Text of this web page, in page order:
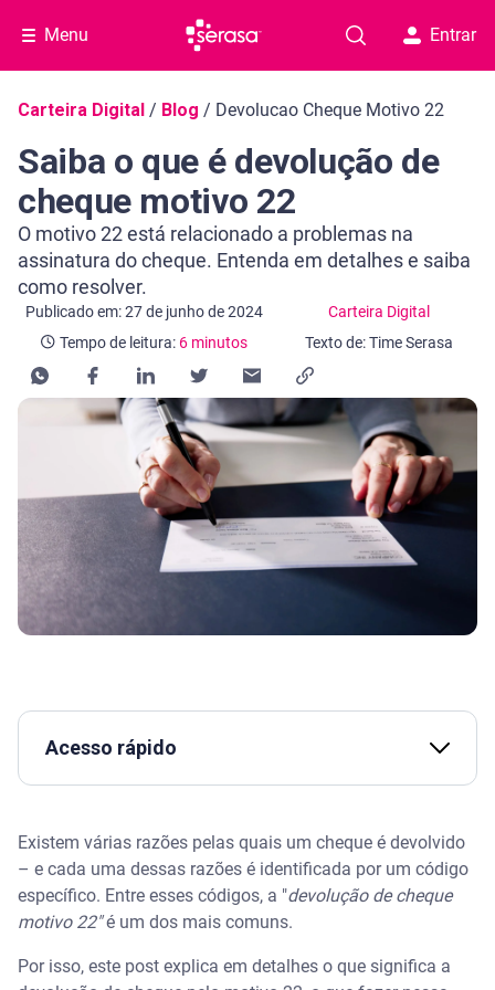
Menu Entrar
Navegação do blog
Carteira Digital / Blog / Devolucao Cheque Motivo 22
Saiba o que é devolução de
cheque motivo 22
O motivo 22 está relacionado a problemas na
assinatura do cheque. Entenda em detalhes e saiba
como resolver.
Publicado em: 27 de junho de 2024 Carteira Digital
Categoria Carteira Digital
Tempo de leitura: 6 minutos
Tempo de leitura: 6 minutos
Texto de: Time Serasa
Acesso rápido
de volta? - Serasa Ensina
O que é devolução de cheque
Existem várias razões pelas quais um cheque é devolvido
– e cada uma dessas razões é identificada por um código
específico. Entre esses códigos, a "devolução de cheque
motivo 22"é um dos mais comuns.
Por isso, este post explica em detalhes o que significa a